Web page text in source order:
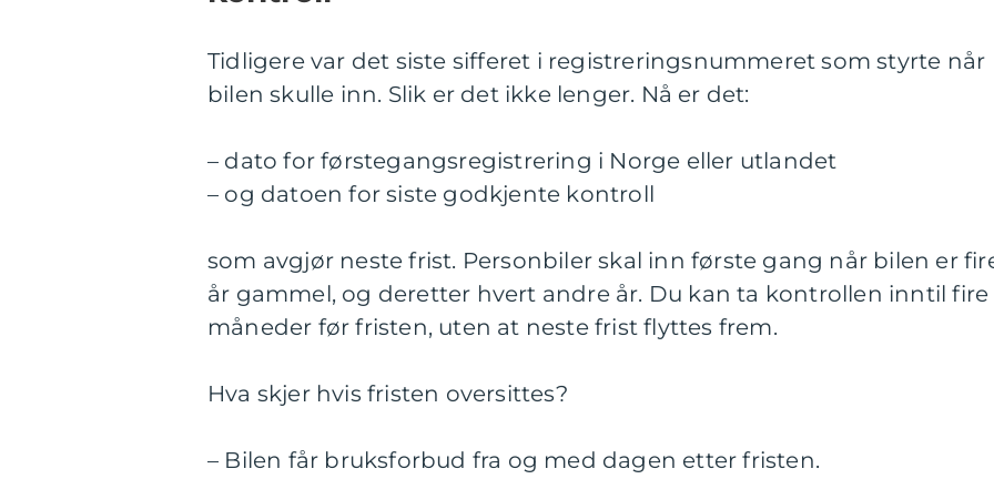
Tidligere var det siste sifferet i registreringsnummeret som styrte når
bilen skulle inn. Slik er det ikke lenger. Nå er det:
– dato for førstegangsregistrering i Norge eller utlandet
– og datoen for siste godkjente kontroll
som avgjør neste frist. Personbiler skal inn første gang når bilen er
år gammel, og deretter hvert andre år. Du kan ta kontrollen inntil fire
måneder før fristen, uten at neste frist flyttes frem.
Hva skjer hvis fristen oversittes?
– Bilen får bruksforbud fra og med dagen etter fristen.